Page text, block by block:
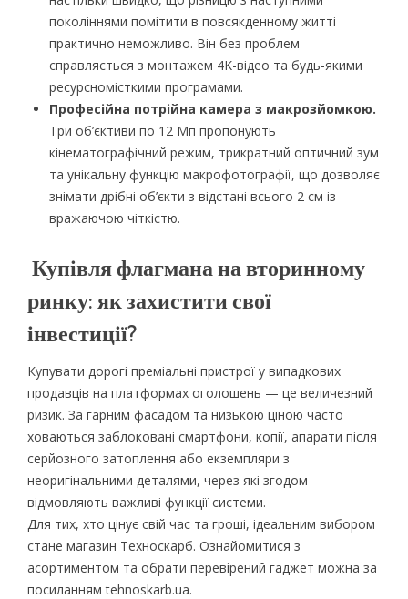
поколіннями помітити в повсякденному житті
практично неможливо. Він без проблем
справляється з монтажем 4K-відео та будь-якими
ресурсномісткими програмами.
Професійна потрійна камера з макрозйомкою.
Три об’єктиви по 12 Мп пропонують
кінематографічний режим, трикратний оптичний зум
та унікальну функцію макрофотографії, що дозволяє
знімати дрібні об’єкти з відстані всього 2 см із
вражаючою чіткістю.
Купівля флагмана на вторинному
ринку: як захистити свої
інвестиції?
Купувати дорогі преміальні пристрої у випадкових
продавців на платформах оголошень — це величезний
ризик. За гарним фасадом та низькою ціною часто
ховаються заблоковані смартфони, копії, апарати після
серйозного затоплення або екземпляри з
неоригінальними деталями, через які згодом
відмовляють важливі функції системи.
Для тих, хто цінує свій час та гроші, ідеальним вибором
стане магазин Техноскарб. Ознайомитися з
асортиментом та обрати перевірений гаджет можна за
посиланням tehnoskarb.ua.